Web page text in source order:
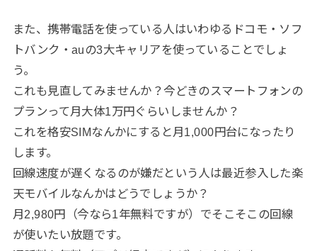
また、携帯電話を使っている人はいわゆるドコモ・ソフ
トバンク・auの3大キャリアを使っていることでしょ
う。
これも見直してみませんか？今どきのスマートフォンの
プランって月大体1万円ぐらいしませんか？
これを格安SIMなんかにすると月1,000円台になったり
します。
回線速度が遅くなるのが嫌だという人は最近参入した楽
天モバイルなんかはどうでしょうか？
月2,980円（今なら1年無料ですが）でそこそこの回線
が使いたい放題です。